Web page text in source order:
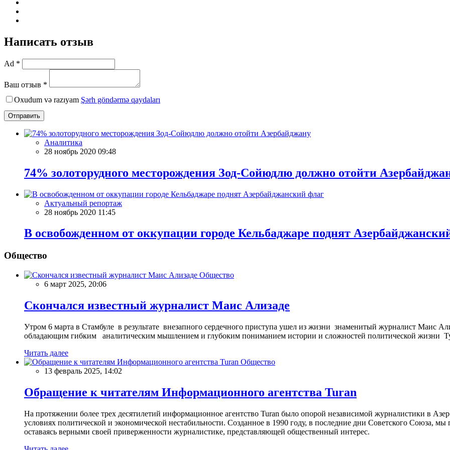
Написать отзыв
Ad *
Ваш отзыв *
Oxudum və razıyam Şərh göndərmə qaydaları
Отправить
Аналитика
28 ноябрь 2020 09:48
74% золоторудного месторождения Зод-Сойюдлю должно отойти
Актуальный репортаж
28 ноябрь 2020 11:45
В освобожденном от оккупации городе Кельбаджаре поднят
Общество
Общество
6 март 2025, 20:06
Скончался известный журналист Маис Ализаде
Утром 6 марта в Стамбуле в результате внезапного сердечного приступа ушел из жизни знаменитый журналист Маис
обладающим гибким аналитическим мышлением и глубоким пониманием истории и сложностей политической жизни
Читать далее
Общество
13 февраль 2025, 14:02
Обращение к читателям Информационного агентства Turan
На протяжении более трех десятилетий информационное агентство Turan было опорой независимой журналистики в
условиях политической и экономической нестабильности. Созданное в 1990 году, в последние дни Советского Союза,
оставаясь верными своей приверженности журналистике, представляющей общественный интерес.